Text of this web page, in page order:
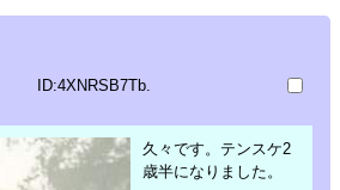
ID:4XNRSB7Tb.
久々です。テンスケ2
歳半になりました。